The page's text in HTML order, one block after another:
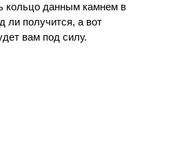
кольцо данным камнем в
ли получится, а вот
вам под силу.